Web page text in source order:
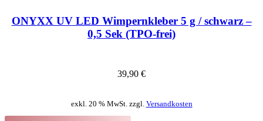
ONYXX UV LED Wimpernkleber 5 g / schwarz –
0,5 Sek (TPO-frei)
39,90 €
exkl. 20 % MwSt. zzgl. Versandkosten